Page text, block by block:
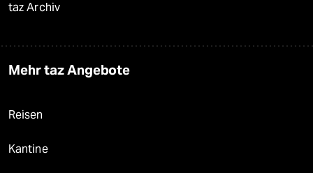
taz Archiv
Mehr taz Angebote
Reisen
Kantine